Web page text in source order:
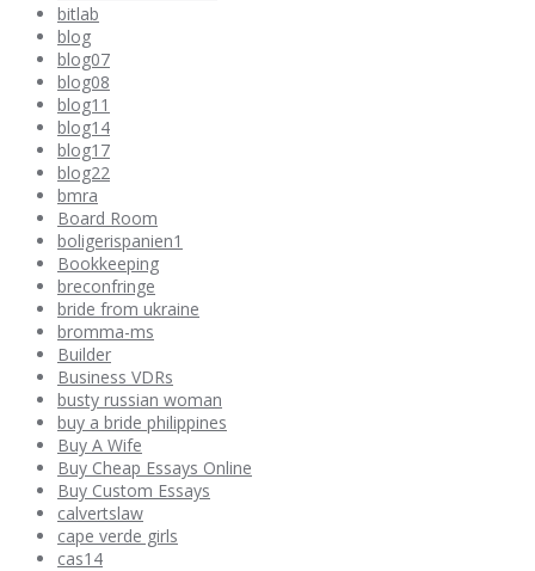
bitlab
blog
blog07
blog08
blog11
blog14
blog17
blog22
bmra
Board Room
boligerispanien1
Bookkeeping
breconfringe
bride from ukraine
bromma-ms
Builder
Business VDRs
busty russian woman
buy a bride philippines
Buy A Wife
Buy Cheap Essays Online
Buy Custom Essays
calvertslaw
cape verde girls
cas14